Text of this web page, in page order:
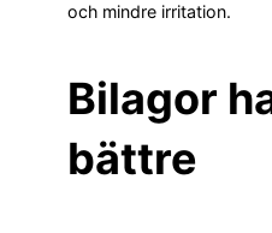
och mindre irritation.
Bilagor
bättre